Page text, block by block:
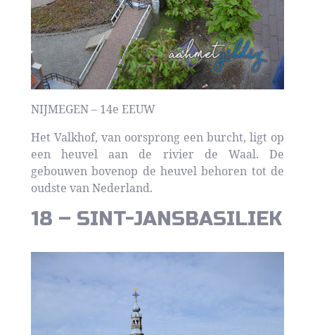
NIJMEGEN – 14e EEUW
Het Valkhof, van oorsprong een burcht, ligt op
een heuvel aan de rivier de Waal. De
gebouwen bovenop de heuvel behoren tot de
oudste van Nederland.
18 – SINT-JANSBASILIEK